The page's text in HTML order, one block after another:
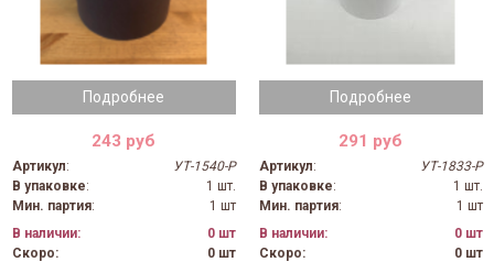
Подробнее
243 руб
Артикул:
УТ-1540-Р
В упаковке:
1 шт.
Мин. партия:
1 шт
В наличии:
0 шт
Скоро:
0 шт
Подробнее
291 руб
Артикул:
УТ-1833-Р
В упаковке:
1 шт.
Мин. партия:
1 шт
В наличии:
0 шт
Скоро:
0 шт